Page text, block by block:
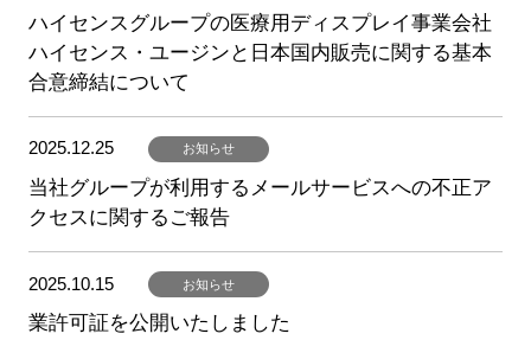
ハイセンスグループの医療用ディスプレイ事業会社
ハイセンス・ユージンと日本国内販売に関する基本
合意締結について
2025.12.25 お知らせ
当社グループが利用するメールサービスへの不正ア
クセスに関するご報告
2025.10.15 お知らせ
業許可証を公開いたしました